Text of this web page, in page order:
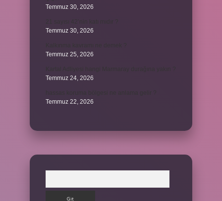
Temmuz 30, 2026
Temmuz 30, 2026
Temmuz 25, 2026
Temmuz 24, 2026
Temmuz 22, 2026